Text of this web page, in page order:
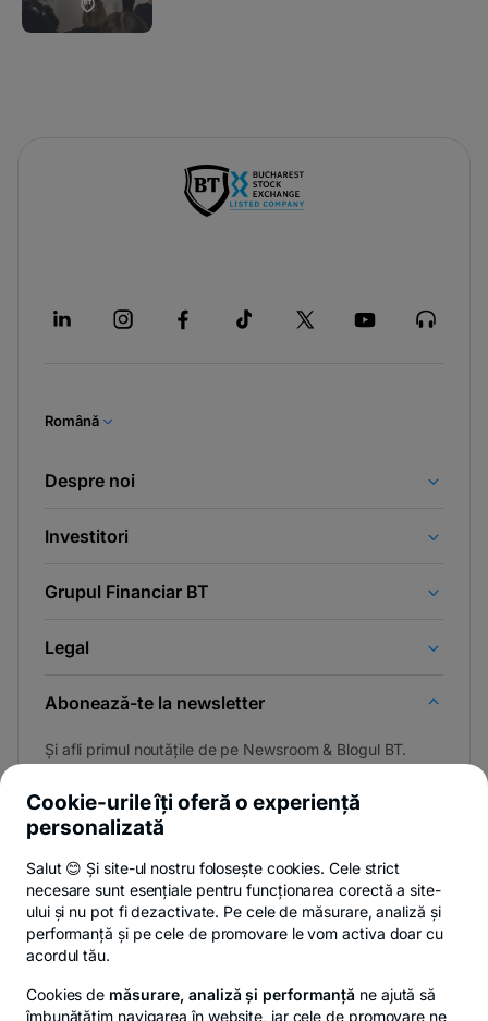
Română
Despre noi
Investitori
Grupul Financiar BT
Legal
Abonează-te la newsletter
Și afli primul noutățile de pe Newsroom & Blogul BT.
Privacy HubPolitica de confidențialitatePolitica de cookies
Cookie-urile îți oferă o experiență
personalizată
Salut 😊 Și site-ul nostru folosește cookies. Cele strict
necesare sunt esențiale pentru funcționarea corectă a site-
ului și nu pot fi dezactivate. Pe cele de măsurare, analiză și
performanță și pe cele de promovare le vom activa doar cu
acordul tău.
Cookies de măsurare, analiză și performanță ne ajută să
îmbunătățim navigarea în website, iar cele de promovare ne